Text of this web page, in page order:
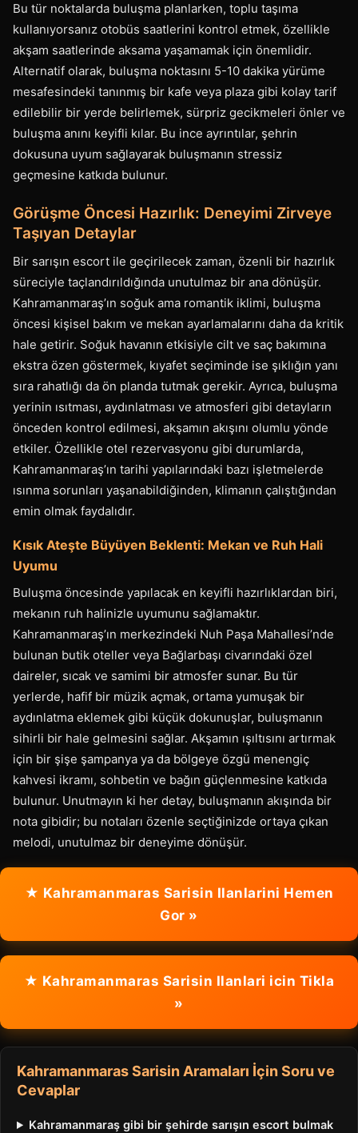
Bu tür noktalarda buluşma planlarken, toplu taşıma
kullanıyorsanız otobüs saatlerini kontrol etmek, özellikle
akşam saatlerinde aksama yaşamamak için önemlidir.
Alternatif olarak, buluşma noktasını 5-10 dakika yürüme
mesafesindeki tanınmış bir kafe veya plaza gibi kolay tarif
edilebilir bir yerde belirlemek, sürpriz gecikmeleri önler ve
buluşma anını keyifli kılar. Bu ince ayrıntılar, şehrin
dokusuna uyum sağlayarak buluşmanın stressiz
geçmesine katkıda bulunur.
Görüşme Öncesi Hazırlık: Deneyimi Zirveye
Taşıyan Detaylar
Bir sarışın escort ile geçirilecek zaman, özenli bir hazırlık
süreciyle taçlandırıldığında unutulmaz bir ana dönüşür.
Kahramanmaraş’ın soğuk ama romantik iklimi, buluşma
öncesi kişisel bakım ve mekan ayarlamalarını daha da kritik
hale getirir. Soğuk havanın etkisiyle cilt ve saç bakımına
ekstra özen göstermek, kıyafet seçiminde ise şıklığın yanı
sıra rahatlığı da ön planda tutmak gerekir. Ayrıca, buluşma
yerinin ısıtması, aydınlatması ve atmosferi gibi detayların
önceden kontrol edilmesi, akşamın akışını olumlu yönde
etkiler. Özellikle otel rezervasyonu gibi durumlarda,
Kahramanmaraş’ın tarihi yapılarındaki bazı işletmelerde
ısınma sorunları yaşanabildiğinden, klimanın çalıştığından
emin olmak faydalıdır.
Kısık Ateşte Büyüyen Beklenti: Mekan ve Ruh Hali
Uyumu
Buluşma öncesinde yapılacak en keyifli hazırlıklardan biri,
mekanın ruh halinizle uyumunu sağlamaktır.
Kahramanmaraş’ın merkezindeki Nuh Paşa Mahallesi’nde
bulunan butik oteller veya Bağlarbaşı civarındaki özel
daireler, sıcak ve samimi bir atmosfer sunar. Bu tür
yerlerde, hafif bir müzik açmak, ortama yumuşak bir
aydınlatma eklemek gibi küçük dokunuşlar, buluşmanın
sihirli bir hale gelmesini sağlar. Akşamın ışıltısını artırmak
için bir şişe şampanya ya da bölgeye özgü menengiç
kahvesi ikramı, sohbetin ve bağın güçlenmesine katkıda
bulunur. Unutmayın ki her detay, buluşmanın akışında bir
nota gibidir; bu notaları özenle seçtiğinizde ortaya çıkan
melodi, unutulmaz bir deneyime dönüşür.
★ Kahramanmaras Sarisin Ilanlarini Hemen
Gor »
★ Kahramanmaras Sarisin Ilanlari icin Tikla
»
Kahramanmaras Sarisin Aramaları İçin Soru ve
Cevaplar
Kahramanmaraş gibi bir şehirde sarışın escort bulmak